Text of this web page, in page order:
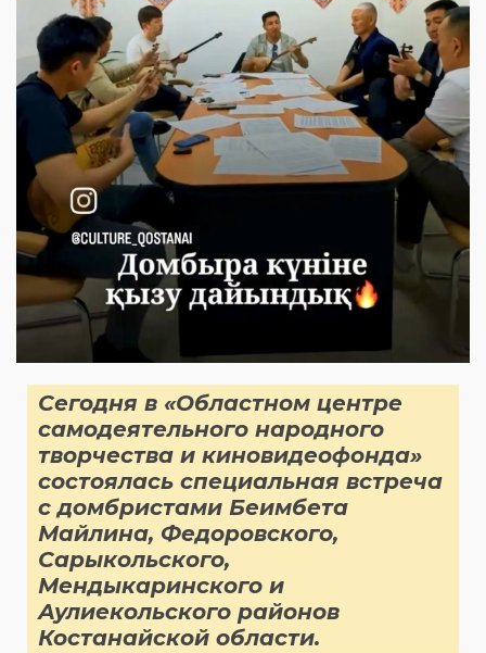
Сегодня в «Областном центре
самодеятельного народного
творчества и киновидеофонда»
состоялась специальная встреча
с домбристами Беимбета
Майлина, Федоровского,
Сарыкольского,
Мендыкаринского и
Аулиекольского районов
Костанайской области.